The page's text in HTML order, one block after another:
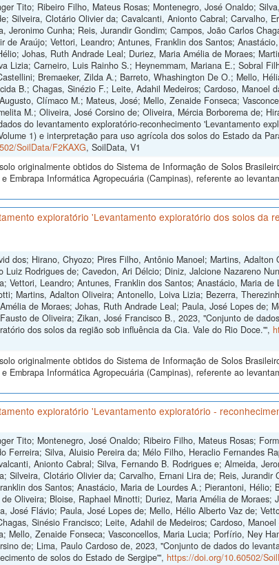
Tito; Ribeiro Filho, Mateus Rosas; Montenegro, José Onaldo;
Silveira, Clotário Olivier da; Cavalcanti, Anionto Cabral; Carvalho,
Jeronimo Cunha; Reis, Jurandir Gondim; Campos, João Carlos
de Araújo; Vettori, Leandro; Antunes, Franklin dos Santos;
Johas, Ruth Andrade Leal; Duriez, Maria Amélia de Moraes;
Lizia; Carneiro, Luis Rainho S.; Heynemmam, Mariana E.; Sobral
Bremaeker, Zilda A.; Barreto, Whashington De O.; Mello,
B.; Chagas, Sinézio F.; Leite, Adahil Medeiros; Cardoso, Manoel
Clímaco M.; Mateus, José; Mello, Zenaide Fonseca;
M.; Oliveira, José Corsino de; Oliveira, Mércia Borborema de;
do levantamento exploratório-reconhecimento 'Levantamento
1) e interpretação para uso agrícola dos solos do Estado da
SoilData/F2KAXG, SoilData, V1
originalmente obtidos do Sistema de Informação de Solos
Embrapa Informática Agropecuária (Campinas), referente ao
exploratório 'Levantamento exploratório dos solos da
dos; Hirano, Chyozo; Pires Filho, Antônio Manoel; Martins, Adalton
Luiz Rodrigues de; Cavedon, Ari Délcio; Diniz, Jalcione Nazareno
Vettori, Leandro; Antunes, Franklin dos Santos; Anastácio, Maria
Martins, Adalton Oliveira; Antonello, Loiva Lizia; Bezerra,
de Moraes; Johas, Ruth Andrade Leal; Paula, José Lopes de;
de Oliveira; Zikan, José Francisco B., 2023, "Conjunto de
dos solos da região sob influência da Cia. Vale do Rio Doce.'",
originalmente obtidos do Sistema de Informação de Solos
Embrapa Informática Agropecuária (Campinas), referente ao
exploratório 'Levantamento exploratório -
Tito; Montenegro, José Onaldo; Ribeiro Filho, Mateus Rosas;
Ferreira; Silva, Aluisio Pereira da; Mélo Filho, Heraclio Fernandes
Anionto Cabral; Silva, Fernando B. Rodrigues e; Almeida,
Silveira, Clotário Olivier da; Carvalho, Ernani Lira de; Reis, Jurandir
dos Santos; Anastácio, Maria de Lourdes A.; Pierantoni, Hélio;
Oliveira; Bloise, Raphael Minotti; Duriez, Maria Amélia de Moraes;
José Flávio; Paula, José Lopes de; Mello, Hélio Alberto Vaz de;
Sinésio Francisco; Leite, Adahil de Medeiros; Cardoso,
Mello, Zenaide Fonseca; Vasconcellos, Maria Lucia; Porfírio, Ney
de; Lima, Paulo Cardoso de, 2023, "Conjunto de dados do
de solos do Estado de Sergipe'", https://doi.org/10.60502/